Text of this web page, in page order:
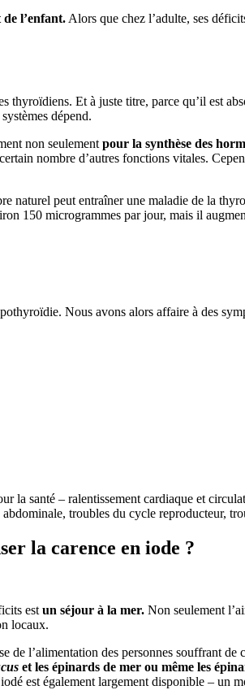
l’enfant. Alors que chez l’adulte, ses
thyroïdiens. Et à juste titre, parce qu’il est
dépend.
non seulementpour la synthèse des
nombre d’autres fonctions vitales.
naturel peut entraîner une maladie de la
150 microgrammes par jour, mais il
Nous avons alors affaire à des
la santé – ralentissement cardiaque et
troubles du cycle reproducteur,
la carence en iode ?
est un séjour à la mer. Non seulement
locaux.
de l’alimentation des personnes souffrant
et les épinards de mer ou même les
est également largement disponible – un